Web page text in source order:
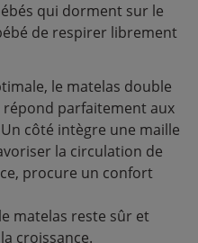
qui dorment sur le
de respirer librement
le matelas double
répond parfaitement aux
Un côté intègre une maille
la circulation de
procure un confort
matelas reste sûr et
croissance.